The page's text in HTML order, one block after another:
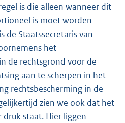
is die alleen wanneer dit
is moet worden
de Staatssecretaris van
het
de rechtsgrond voor de
aan te scherpen in het
rechtsbescherming in de
zien we ook dat het
staat. Hier liggen